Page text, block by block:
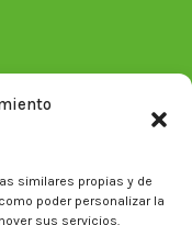
similares propias y de
poder personalizar la
sus servicios.